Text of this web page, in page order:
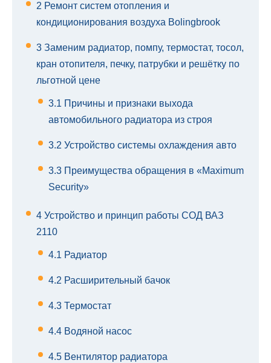
2 Ремонт систем отопления и
кондиционирования воздуха Bolingbrook
3 Заменим радиатор, помпу, термостат, тосол,
кран отопителя, печку, патрубки и решётку по
льготной цене
3.1 Причины и признаки выхода
автомобильного радиатора из строя
3.2 Устройство системы охлаждения авто
3.3 Преимущества обращения в «Maximum
Security»
4 Устройство и принцип работы СОД ВАЗ
2110
4.1 Радиатор
4.2 Расширительный бачок
4.3 Термостат
4.4 Водяной насос
4.5 Вентилятор радиатора